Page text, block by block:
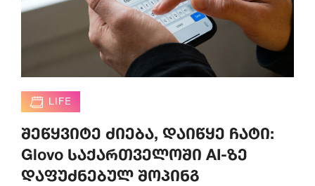
LIFE
შეწყვიტე ძიება, დაიწყე ჩატი:
Glovo საქართველოში AI-ზე
დაფუძნებულ შოპინგ